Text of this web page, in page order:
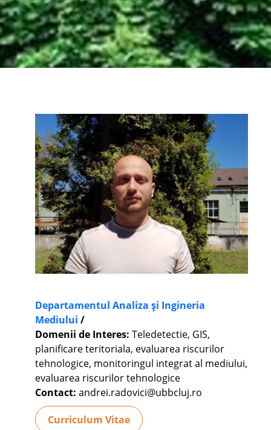
Departamentul Analiza și Ingineria
Mediului /
Domenii de Interes:Teledetectie, GIS,
planificare teritoriala, evaluarea riscurilor
tehnologice, monitoringul integrat al mediului,
evaluarea riscurilor tehnologice
Contact:andrei.radovici@ubbcluj.ro
Curriculum Vitae